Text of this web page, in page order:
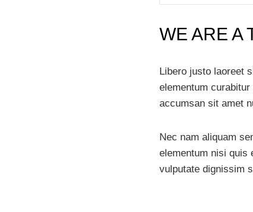
WE ARE A
Libero justo laoreet
elementum
accumsan sit amet
Nec nam aliquam
elementum nisi quis
vulputate dignissim